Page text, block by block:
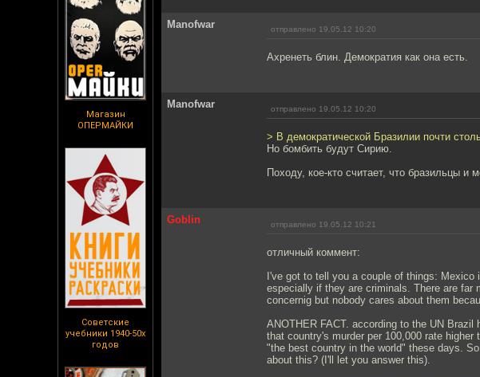
Магазин
ОПЕРМАЙКИ
Советские
учебники 1940-50х
годов
Manofwar отправлено 19.05.12 10:20
Ахренеть блин. Демократия как она есть.
Manofwar отправлено 19.05.12 10:20
> В демократической Бразилии почти
Но бомбить будут Сирию.
Походу, кое-кто считает, что бразильцы
Goblin отправлено 19.05.12 10:21
отличный коммент:
I've got to tell you a couple of things:
especially if they are criminals. There are far
concernig but nobody cares about them
ANOTHER FACT. according to the UN
that country's murder per 100,000 rate
"the best country in the world" these days.
about this? (I'll let you answer this).